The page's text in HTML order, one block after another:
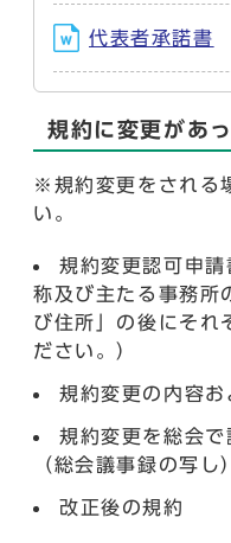
代表者承諾書
規約に変更があ
※規約変更をされる
い。
規約変更認可申
称及び主たる事務所
び住所」の後にそれ
ださい。）
規約変更の内容
規約変更を総会
（総会議事録の写し
改正後の規約